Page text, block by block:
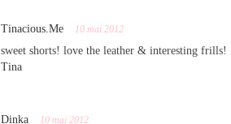
Tinacious.Me 10 mai 2012
sweet shorts! love the leather & interesting frills!
Tina
Dinka 10 mai 2012